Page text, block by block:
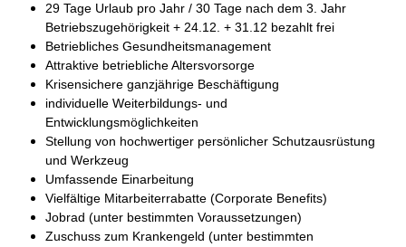
29 Tage Urlaub pro Jahr / 30 Tage nach dem 3. Jahr
Betriebszugehörigkeit + 24.12. + 31.12 bezahlt frei
Betriebliches Gesundheitsmanagement
Attraktive betriebliche Altersvorsorge
Krisensichere ganzjährige Beschäftigung
individuelle Weiterbildungs- und
Entwicklungsmöglichkeiten
Stellung von hochwertiger persönlicher Schutzausrüstung
und Werkzeug
Umfassende Einarbeitung
Vielfältige Mitarbeiterrabatte (Corporate Benefits)
Jobrad (unter bestimmten Voraussetzungen)
Zuschuss zum Krankengeld (unter bestimmten